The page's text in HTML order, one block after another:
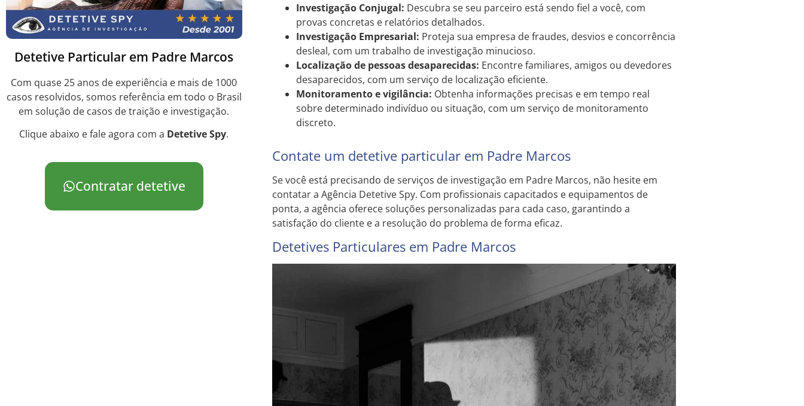
Detetive Particular em Padre Marcos
Com quase 25 anos de experiência e mais de 1000
casos resolvidos, somos referência em todo o Brasil
em solução de casos de traição e investigação.
Clique abaixo e fale agora com a Detetive Spy.
Contratar detetive
Investigação Conjugal: Descubra se seu parceiro está sendo fiel a você, com
provas concretas e relatórios detalhados.
Investigação Empresarial: Proteja sua empresa de fraudes, desvios e concorrência
desleal, com um trabalho de investigação minucioso.
Localização de pessoas desaparecidas: Encontre familiares, amigos ou devedores
desaparecidos, com um serviço de localização eficiente.
Monitoramento e vigilância: Obtenha informações precisas e em tempo real
sobre determinado indivíduo ou situação, com um serviço de monitoramento
discreto.
Contate um detetive particular em Padre Marcos
Se você está precisando de serviços de investigação em Padre Marcos, não hesite em
contatar a Agência Detetive Spy. Com profissionais capacitados e equipamentos de
ponta, a agência oferece soluções personalizadas para cada caso, garantindo a
satisfação do cliente e a resolução do problema de forma eficaz.
Detetives Particulares em Padre Marcos